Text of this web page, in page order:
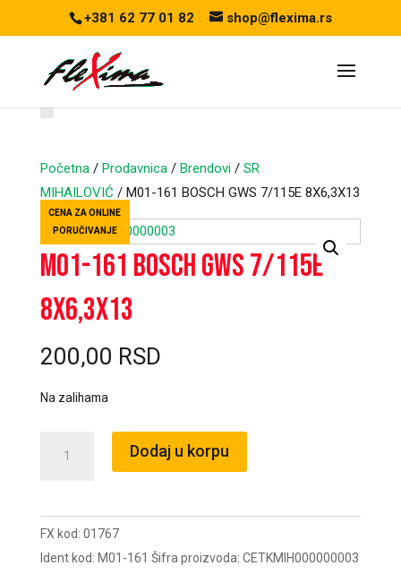
+381 62 77 01 82 shop@flexima.rs
Početna/ Prodavnica/ Brendovi/ SR
MIHAILOVIĆ / M01-161 BOSCH GWS 7/115E 8X6,3X13
CENA ZA ONLINE
PORUČIVANJE
M01-161 BOSCH GWS 7/115E
8X6,3X13
200,00 RSD
Na zalihama
GWS
7/115E
8X6,3X13
Dodaj u korpu
FX kod: 01767
Ident kod: M01-161 Šifra proizvoda: CETKMIH000000003